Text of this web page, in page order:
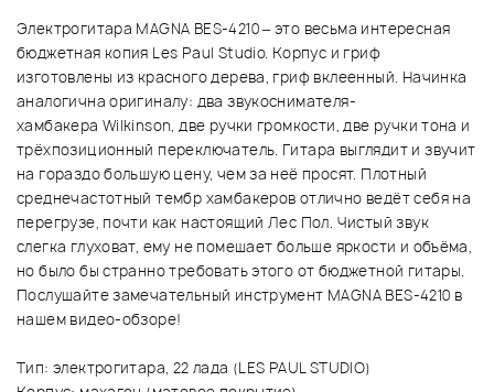
Электрогитара MAGNA BES-4210 – это весьма интересная
бюджетная копия Les Paul Studio. Корпус и гриф
изготовлены из красного дерева, гриф вклеенный. Начинка
аналогична оригиналу: два звукоснимателя-
хамбакера Wilkinson,две ручки громкости, две ручки тона и
трёхпозиционный переключатель. Гитара выглядит и звучит
на гораздо большую цену, чем за неё просят. Плотный
среднечастотный тембр хамбакеров отлично ведёт себя на
перегрузе, почти как настоящий Лес Пол. Чистый звук
слегка глуховат, ему не помешает больше яркости и объёма,
но было бы странно требовать этого от бюджетной гитары.
Послушайте замечательный инструмент MAGNA BES-4210 в
нашем видео-обзоре!
Тип: электрогитара, 22 лада (LES PAUL STUDIO)